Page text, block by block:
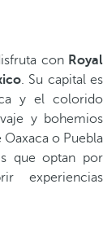
conRoyal
. Su capital es
y el colorido
y bohemios
o Puebla
que optan por
experiencias